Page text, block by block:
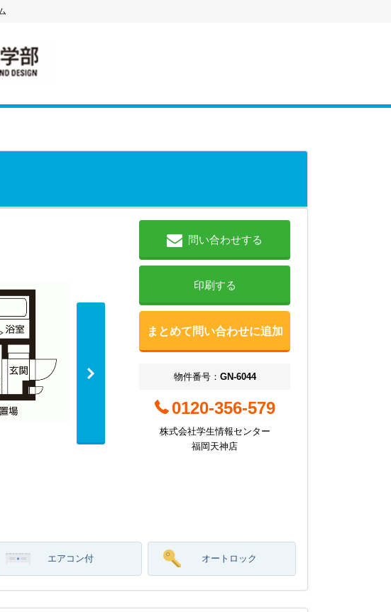
問い合わせする
印刷する
まとめて問い合わせに追加
物件番号： GN-6044
0120-356-579
株式会社学生情報センター
福岡天神店
エアコン付 オートロック